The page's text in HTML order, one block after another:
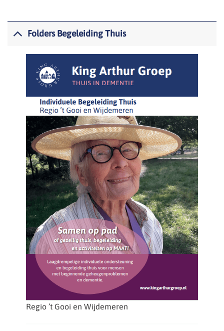
Folders Begeleiding Thuis
Regio ’t Gooi en Wijdemeren